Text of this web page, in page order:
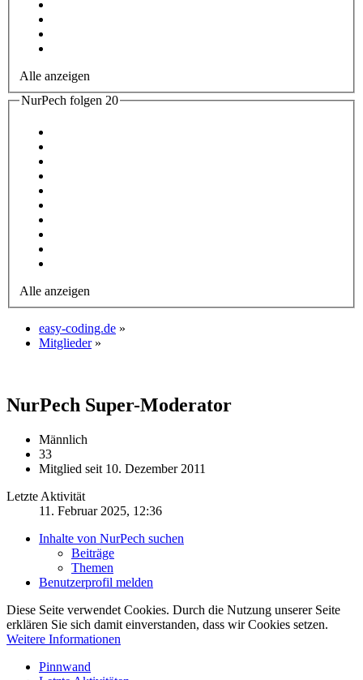
Alle anzeigen
NurPech folgen 20
Alle anzeigen
easy-coding.de »
Mitglieder »
NurPech Super-Moderator
Männlich
33
Mitglied seit 10. Dezember 2011
Letzte Aktivität
11. Februar 2025, 12:36
Inhalte von NurPech suchen
Beiträge
Themen
Benutzerprofil melden
Diese Seite verwendet Cookies. Durch die Nutzung unserer Seite
erklären Sie sich damit einverstanden, dass wir Cookies setzen.
Weitere Informationen
Pinnwand